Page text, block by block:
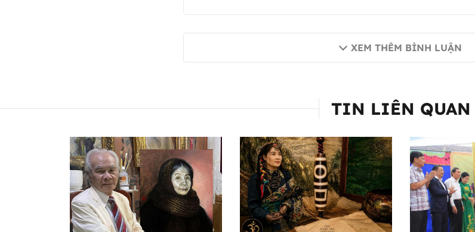
XEM THÊM BÌNH LUẬN
TIN LIÊN QUAN